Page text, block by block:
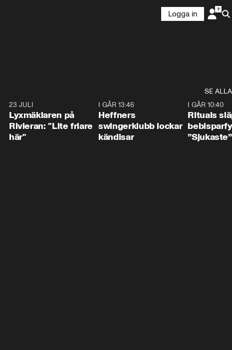
Logga in
SE ALLA
23 JULI
Lyxmäklaren på
Rivieran: "Lite friare
här"
I GÅR 13:46
Heffners
swingerklubb lockar
kändisar
I GÅR 10:40
Rituals
”Sjukaste”